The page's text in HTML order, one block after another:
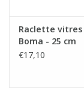
Raclette vitres
Boma - 25 cm
€17,10